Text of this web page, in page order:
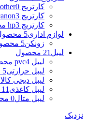
کارتریج brother 0 محصولات
کارتریج canon 3 محصول
کارتریج hp 3 محصول
لوازم اداری5 محصول
زونکن5 محصول
لیبل 21 محصول
لیبل pvc 4 محصول
لیبل حرارتی5 محصول
لیبل دیجی کالا
لیبل کاغذی 11 محصول
لیبل متال0 محصولات
نزدیک